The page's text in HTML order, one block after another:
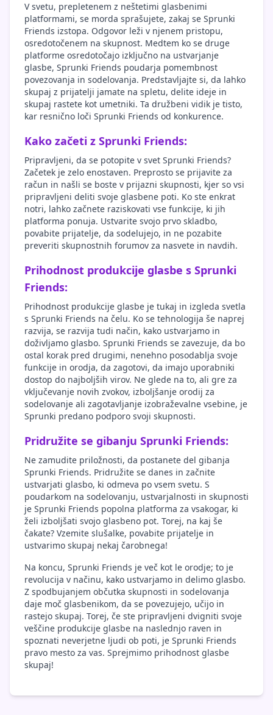
V svetu, prepletenem z neštetimi glasbenimi
platformami, se morda sprašujete, zakaj se Sprunki
Friends izstopa. Odgovor leži v njenem pristopu,
osredotočenem na skupnost. Medtem ko se druge
platforme osredotočajo izključno na ustvarjanje
glasbe, Sprunki Friends poudarja pomembnost
povezovanja in sodelovanja. Predstavljajte si, da lahko
skupaj z prijatelji jamate na spletu, delite ideje in
skupaj rastete kot umetniki. Ta družbeni vidik je tisto,
kar resnično loči Sprunki Friends od konkurence.
Kako začeti z Sprunki Friends:
Pripravljeni, da se potopite v svet Sprunki Friends?
Začetek je zelo enostaven. Preprosto se prijavite za
račun in našli se boste v prijazni skupnosti, kjer so vsi
pripravljeni deliti svoje glasbene poti. Ko ste enkrat
notri, lahko začnete raziskovati vse funkcije, ki jih
platforma ponuja. Ustvarite svojo prvo skladbo,
povabite prijatelje, da sodelujejo, in ne pozabite
preveriti skupnostnih forumov za nasvete in navdih.
Prihodnost produkcije glasbe s Sprunki
Friends:
Prihodnost produkcije glasbe je tukaj in izgleda svetla
s Sprunki Friends na čelu. Ko se tehnologija še naprej
razvija, se razvija tudi način, kako ustvarjamo in
doživljamo glasbo. Sprunki Friends se zavezuje, da bo
ostal korak pred drugimi, nenehno posodablja svoje
funkcije in orodja, da zagotovi, da imajo uporabniki
dostop do najboljših virov. Ne glede na to, ali gre za
vključevanje novih zvokov, izboljšanje orodij za
sodelovanje ali zagotavljanje izobraževalne vsebine, je
Sprunki predano podporo svoji skupnosti.
Pridružite se gibanju Sprunki Friends:
Ne zamudite priložnosti, da postanete del gibanja
Sprunki Friends. Pridružite se danes in začnite
ustvarjati glasbo, ki odmeva po vsem svetu. S
poudarkom na sodelovanju, ustvarjalnosti in skupnosti
je Sprunki Friends popolna platforma za vsakogar, ki
želi izboljšati svojo glasbeno pot. Torej, na kaj še
čakate? Vzemite slušalke, povabite prijatelje in
ustvarimo skupaj nekaj čarobnega!
Na koncu, Sprunki Friends je več kot le orodje; to je
revolucija v načinu, kako ustvarjamo in delimo glasbo.
Z spodbujanjem občutka skupnosti in sodelovanja
daje moč glasbenikom, da se povezujejo, učijo in
rastejo skupaj. Torej, če ste pripravljeni dvigniti svoje
veščine produkcije glasbe na naslednjo raven in
spoznati neverjetne ljudi ob poti, je Sprunki Friends
pravo mesto za vas. Sprejmimo prihodnost glasbe
skupaj!